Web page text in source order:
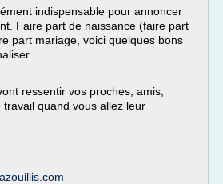
indispensable pour annoncer
Faire part de naissance (faire part
part mariage, voici quelques bons
ressentir vos proches, amis,
quand vous allez leur